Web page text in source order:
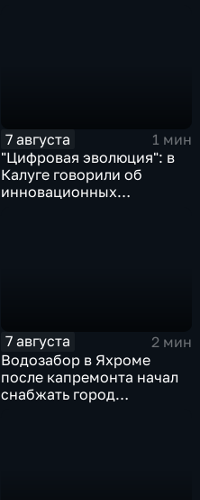
7 августа
1 мин
"Цифровая эволюция": в
Калуге говорили об
инновационных
7 августа
2 мин
Водозабор в Яхроме
после капремонта начал
снабжать город